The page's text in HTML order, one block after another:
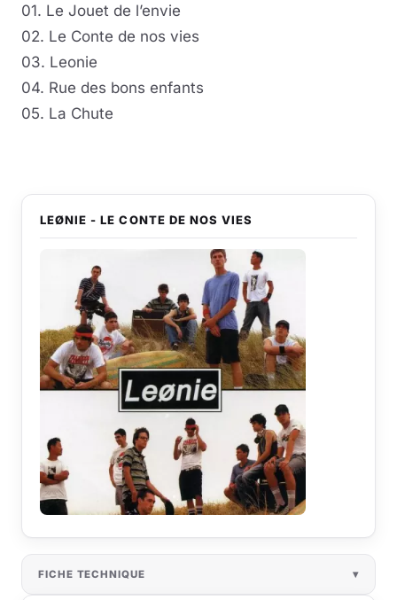
01. Le Jouet de l’envie
02. Le Conte de nos vies
03. Leonie
04. Rue des bons enfants
05. La Chute
LEØNIE - LE CONTE DE NOS VIES
FICHE TECHNIQUE